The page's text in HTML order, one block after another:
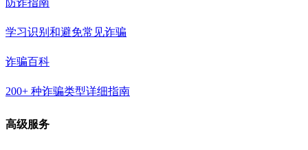
防诈指南
学习识别和避免常见诈骗
诈骗百科
200+ 种诈骗类型详细指南
高级服务